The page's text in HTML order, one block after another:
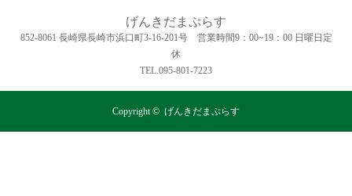
げんきだまぷらす
852-8061 長崎県長崎市浜口町3‐16‐201号 営業時間9：00~19：00 日曜日定
休
TEL.095-801-7223
Copyright © げんきだまぷらす